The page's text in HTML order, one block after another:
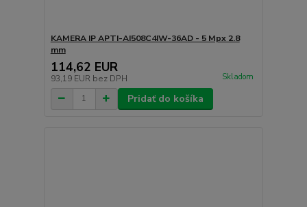
KAMERA IP APTI-AI508C4IW-36AD - 5 Mpx 2.8
mm
114,62 EUR
93,19 EUR bez DPH Skladom
Pridať do košíka